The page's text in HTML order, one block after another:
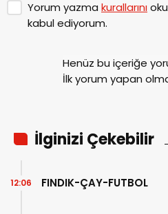
Yorum yazma kurallarını
kabul ediyorum.
Henüz bu içeriğe
İlk yorum yapan
İlginizi Çekebilir
FINDIK-ÇAY-FUTBOL
12:06